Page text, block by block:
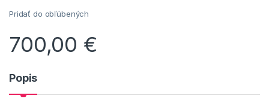
Pridať do obľúbených
700,00 €
Popis